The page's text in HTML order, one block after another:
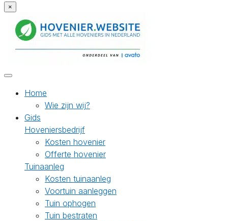
×
Home
Wie zijn wij?
Gids
Hoveniersbedrijf
Kosten hovenier
Offerte hovenier
Tuinaanleg
Kosten tuinaanleg
Voortuin aanleggen
Tuin ophogen
Tuin bestraten